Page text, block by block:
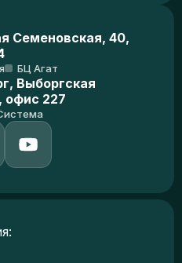
Семеновская, 40,
БЦ Агат
Выборгская
офис 227